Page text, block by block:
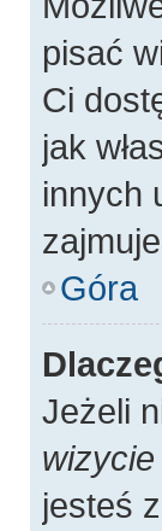
pisać
Ci
jak
innych
Góra
Jeżeli
wizycie
jesteś